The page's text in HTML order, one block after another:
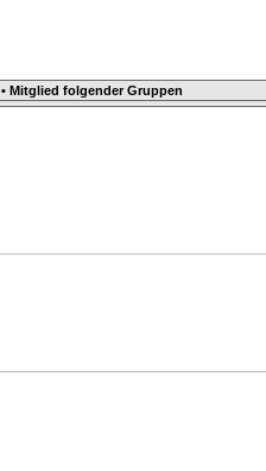
• Mitglied folgender Gruppen